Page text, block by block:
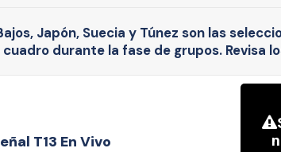
Japón, Suecia y Túnez son las
durante la fase de grupos. Revisa
T13 En Vivo